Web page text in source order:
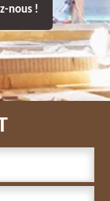
nous !